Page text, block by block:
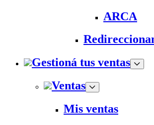
ARCA
Gestioná tus ventas
Ventas
Mis ventas